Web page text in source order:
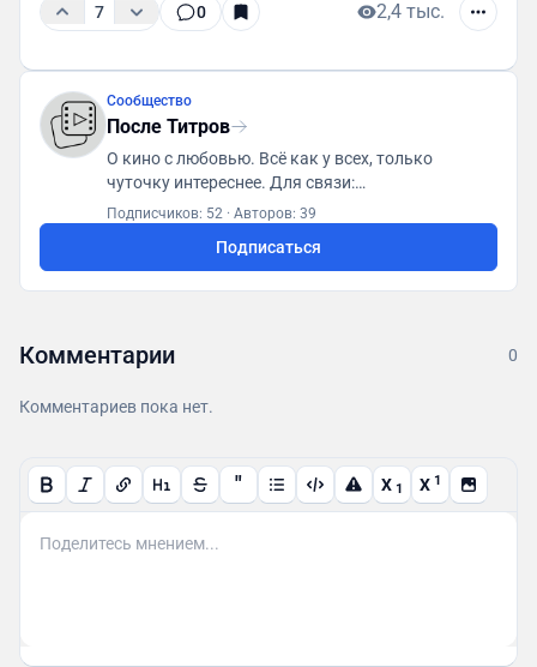
7 0 2,4 тыс.
Сообщество
После Титров
О кино с любовью. Всё как у всех, только
чуточку интереснее. Для связи:
posletitrov@yandex.ru
Подписчиков: 52 · Авторов: 39
Подписаться
Комментарии 0
Комментариев пока нет.
" X 1 X 1